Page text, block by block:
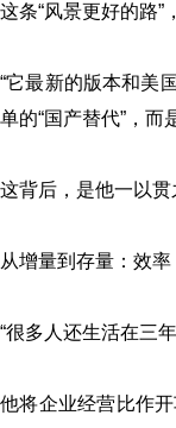
这条“风景更好的路
“它最新的版本和美
单的“国产替代”，
这背后，是他一以
从增量到存量：效
“很多人还生活在三
他将企业经营比作